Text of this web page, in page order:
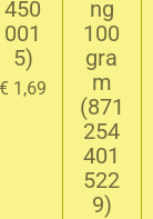
450
001
5)
€ 1,69
ng
100
gra
m
(871
254
401
522
9)